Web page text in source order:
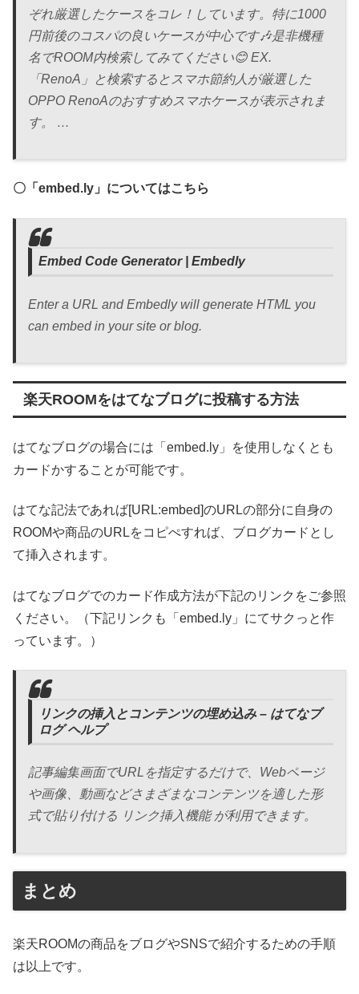
ぞれ厳選したケースをコレ！しています。特に1000
円前後のコスパの良いケースが中心です🎶是非機種
名でROOM内検索してみてください😊 EX.
「RenoA」と検索するとスマホ節約人が厳選した
OPPO RenoAのおすすめスマホケースが表示されま
す。 …
〇「embed.ly」についてはこちら
Embed Code Generator | Embedly
Enter a URL and Embedly will generate HTML you
can embed in your site or blog.
楽天ROOMをはてなブログに投稿する方法
はてなブログの場合には「embed.ly」を使用しなくとも
カードかすることが可能です。
はてな記法であれば[URL:embed]のURLの部分に自身の
ROOMや商品のURLをコピぺすれば、ブログカードとし
て挿入されます。
はてなブログでのカード作成方法が下記のリンクをご参照
ください。（下記リンクも「embed.ly」にてサクっと作
っています。）
リンクの挿入とコンテンツの埋め込み – はてなブ
ログ ヘルプ
記事編集画面でURLを指定するだけで、Webページ
や画像、動画などさまざまなコンテンツを適した形
式で貼り付ける リンク挿入機能 が利用できます。
まとめ
楽天ROOMの商品をブログやSNSで紹介するための手順
は以上です。